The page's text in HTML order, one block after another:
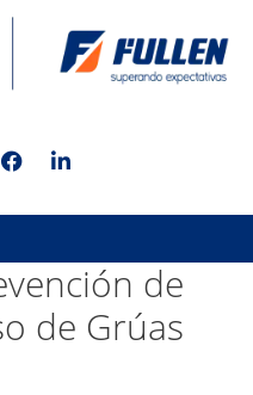
de
de Grúas